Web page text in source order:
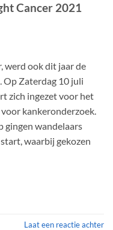
Cancer 2021
werd ook dit jaar de
Op Zaterdag 10 juli
zich ingezet voor het
kankeronderzoek.
gingen wandelaars
waarbij gekozen
Laat een reactie achter